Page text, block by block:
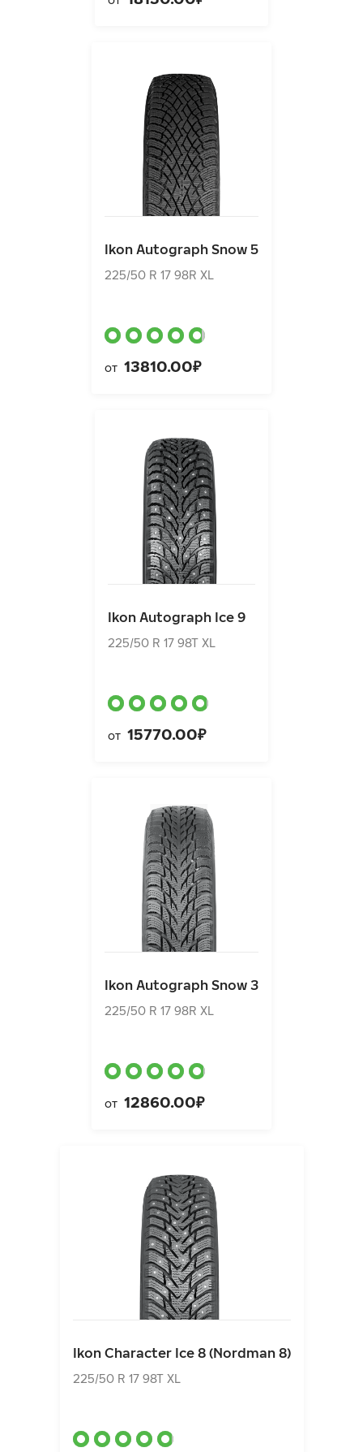
Ikon Autograph Snow 5
225/50 R 17 98R XL
от 13810.00₽
Ikon Autograph Ice 9
225/50 R 17 98T XL
от 15770.00₽
Ikon Autograph Snow 3
225/50 R 17 98R XL
от 12860.00₽
Ikon Character Ice 8 (Nordman 8)
225/50 R 17 98T XL
Ikon Autograph Snow 5
225/50 R 17 98R XL
от13810.00₽
Ikon Autograph Ice 9
225/50 R 17 98T XL
от15770.00₽
Ikon Autograph Snow 3
225/50 R 17 98R XL
от12860.00₽
Ikon Character Ice 8 (Nordman 8)
225/50 R 17 98T XL
от13150.00₽